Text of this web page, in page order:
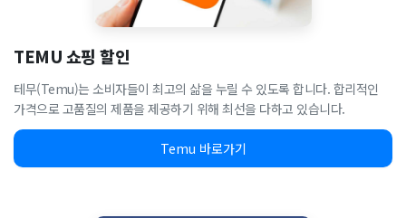
TEMU 쇼핑 할인
테무(Temu)는 소비자들이 최고의 삶을 누릴 수 있도록 합니다. 합리적인
가격으로 고품질의 제품을 제공하기 위해 최선을 다하고 있습니다.
Temu 바로가기